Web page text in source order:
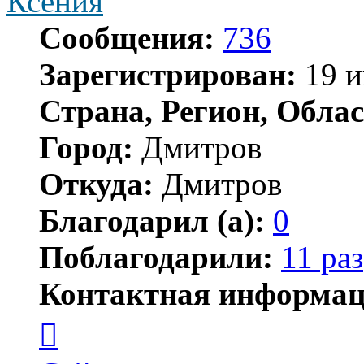
Сообщения: 736
Зарегистрирован: 19
Страна, Регион,
Город: Дмитров
Откуда: Дмитров
Благодарил (а): 0
Поблагодарили: 11 раз
Контактная
пользователя